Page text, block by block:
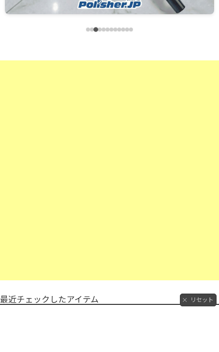
最近チェックしたアイテム リセット